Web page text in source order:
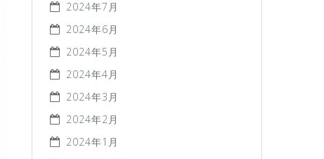
2024年7月
2024年6月
2024年5月
2024年4月
2024年3月
2024年2月
2024年1月